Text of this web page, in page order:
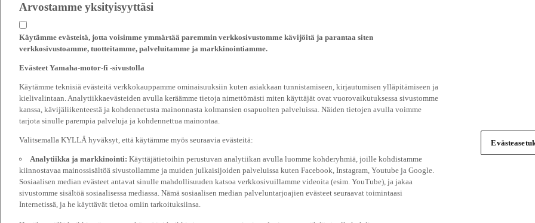
Arvostamme yksityisyyttäsi
Käytämme evästeitä, jotta voisimme ymmärtää paremmin verkkosivustomme kävijöitä ja parantaa siten
verkkosivustoamme, tuotteitamme, palveluitamme ja markkinointiamme.
Evästeet Yamaha-motor-fi -sivustolla
Käytämme teknisiä evästeitä verkkokauppamme ominaisuuksiin kuten asiakkaan tunnistamiseen, kirjautumisen ylläpitämiseen ja
kielivalintaan. Analytiikkaevästeiden avulla keräämme tietoja nimettömästi miten käyttäjät ovat vuorovaikutuksessa sivustomme
kanssa, kävijäliikenteestä ja kohdennetusta mainonnasta kolmansien osapuolten palveluissa. Näiden tietojen avulla voimme
tarjota sinulle parempia palveluja ja kohdennettua mainontaa.
Valitsemalla KYLLÄ hyväksyt, että käytämme myös seuraavia evästeitä:
Analytiikka ja markkinointi: Käyttäjätietoihin perustuvan analytiikan avulla luomme kohderyhmiä, joille kohdistamme
kiinnostavaa mainossisältöä sivustollamme ja muiden julkaisijoiden palveluissa kuten Facebook, Instagram, Youtube ja Google.
Sosiaalisen median evästeet antavat sinulle mahdollisuuden katsoa verkkosivuillamme videoita (esim. YouTube), ja jakaa
sivustomme sisältöä sosiaalisessa mediassa. Nämä sosiaalisen median palveluntarjoajien evästeet seuraavat toimintaasi
Internetissä, ja he käyttävät tietoa omiin tarkoituksiinsa.